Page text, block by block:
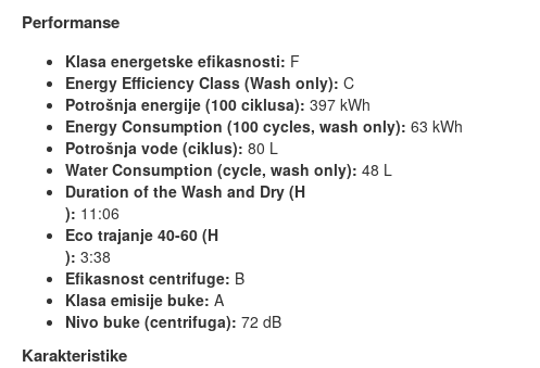
Performanse
Klasa energetske efikasnosti: F
Energy Efficiency Class (Wash only): C
Potrošnja energije (100 ciklusa): 397 kWh
Energy Consumption (100 cycles, wash only): 63 kWh
Potrošnja vode (ciklus): 80 L
Water Consumption (cycle, wash only): 48 L
Duration of the Wash and Dry (H
): 11:06
Eco trajanje 40-60 (H
): 3:38
Efikasnost centrifuge: B
Klasa emisije buke: A
Nivo buke (centrifuga): 72 dB
Karakteristike